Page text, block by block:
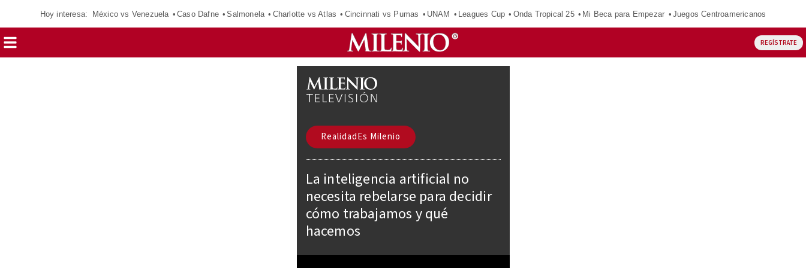
Hoy interesa: México vs Venezuela Caso Dafne Salmonela Charlotte vs Atlas Cincinnati vs Pumas UNAM Leagues Cup Onda Tropical 25 Mi Beca para Empezar Juegos Centroamericanos
REGÍSTRATE
RealidadEs Milenio
La inteligencia artificial no
necesita rebelarse para decidir
cómo trabajamos y qué
hacemos